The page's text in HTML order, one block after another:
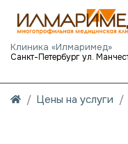
Клиника «Илмаримед»
Цены на услуги